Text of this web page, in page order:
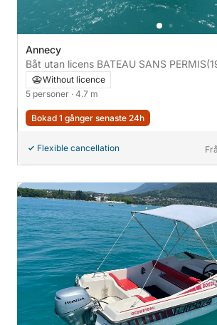
Annecy
Båt utan licens BATEAU SANS PERMIS
Without licence
5 personer · 4.7 m
Bokad 1 gånger senaste 24h
Flexible cancellation